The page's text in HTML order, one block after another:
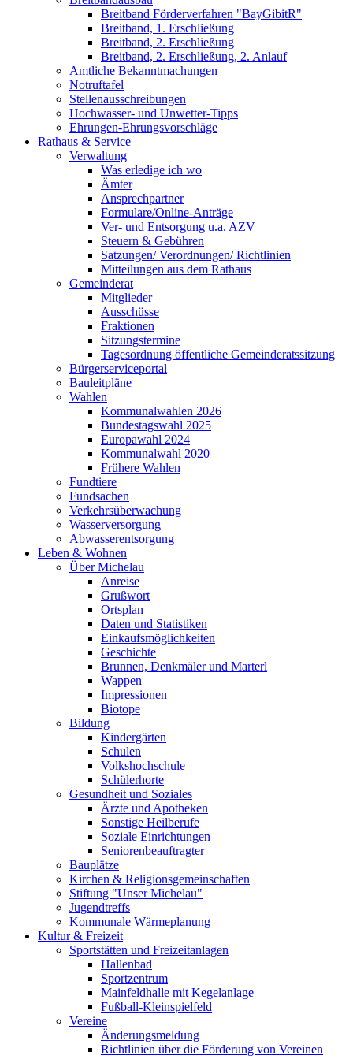
Breitband Förderverfahren "BayGibitR"
Breitband, 1. Erschließung
Breitband, 2. Erschließung
Breitband, 2. Erschließung, 2. Anlauf
Amtliche Bekanntmachungen
Notruftafel
Stellenausschreibungen
Hochwasser- und Unwetter-Tipps
Ehrungen-Ehrungsvorschläge
Rathaus & Service
Verwaltung
Was erledige ich wo
Ämter
Ansprechpartner
Formulare/Online-Anträge
Ver- und Entsorgung u.a. AZV
Steuern & Gebühren
Satzungen/ Verordnungen/ Richtlinien
Mitteilungen aus dem Rathaus
Gemeinderat
Mitglieder
Ausschüsse
Fraktionen
Sitzungstermine
Tagesordnung öffentliche Gemeinderatssitzung
Bürgerserviceportal
Bauleitpläne
Wahlen
Kommunalwahlen 2026
Bundestagswahl 2025
Europawahl 2024
Kommunalwahl 2020
Frühere Wahlen
Fundtiere
Fundsachen
Verkehrsüberwachung
Wasserversorgung
Abwasserentsorgung
Leben & Wohnen
Über Michelau
Anreise
Grußwort
Ortsplan
Daten und Statistiken
Einkaufsmöglichkeiten
Geschichte
Brunnen, Denkmäler und Marterl
Wappen
Impressionen
Biotope
Bildung
Kindergärten
Schulen
Volkshochschule
Schülerhorte
Gesundheit und Soziales
Ärzte und Apotheken
Sonstige Heilberufe
Soziale Einrichtungen
Seniorenbeauftragter
Bauplätze
Kirchen & Religionsgemeinschaften
Stiftung "Unser Michelau"
Jugendtreffs
Kommunale Wärmeplanung
Kultur & Freizeit
Sportstätten und Freizeitanlagen
Hallenbad
Sportzentrum
Mainfeldhalle mit Kegelanlage
Fußball-Kleinspielfeld
Vereine
Änderungsmeldung
Richtlinien über die Förderung von Vereinen